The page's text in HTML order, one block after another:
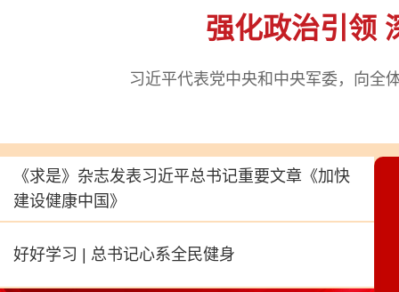
强化政治引领
习近平代表党中央和中央军委，向全
《求是》杂志发表习近平总书记重要文章 《加快
建设健康中国》
好好学习 | 总书记心系全民健身